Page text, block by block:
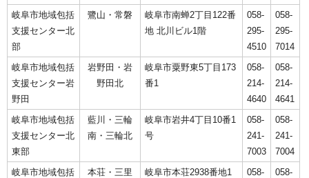
岐阜市地域包括
支援センター北
部
鷺山・常磐
岐阜市南蝉2丁目122番
地 北川ビル1階
058-
295-
4510
058-
295-
7014
岐阜市地域包括
支援センター岩
野田
岩野田・岩
野田北
岐阜市粟野東5丁目173
番1
058-
214-
4640
058-
214-
4641
岐阜市地域包括
支援センター北
東部
藍川・三輪
南・三輪北
岐阜市岩井4丁目10番1
号
058-
241-
7003
058-
241-
7004
岐阜市地域包括
本荘・三里
岐阜市本荘2938番地1
058-
058-